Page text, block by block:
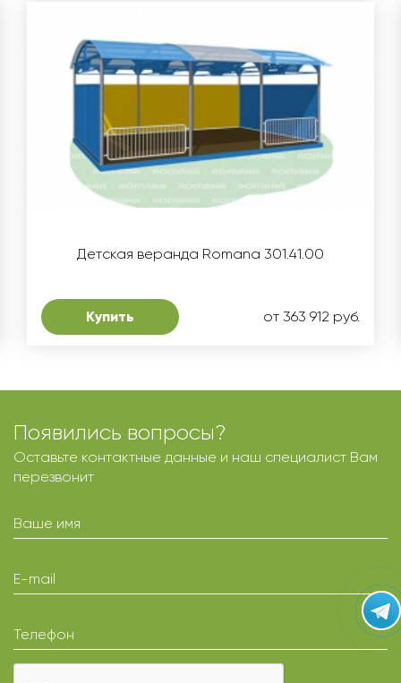
Детская веранда Romana 301.41.00
Купить от 363 912 руб.
Появились вопросы?
Оставьте контактные данные и наш специалист Вам
перезвонит
Ваше имя
E-mail
Телефон